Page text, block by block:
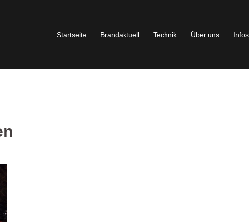
Startseite Brandaktuell Technik Über uns Infos